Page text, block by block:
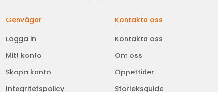
Genvägar
Logga in
Mitt konto
Skapa konto
Integritetspolicy
Kontakta oss
Kontakta oss
Om oss
Öppettider
Storleksguide